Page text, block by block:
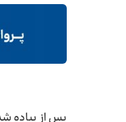
پس از پیاده